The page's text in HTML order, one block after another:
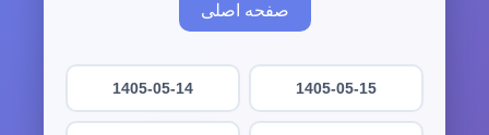
صفحه اصلی
1405-05-15
1405-05-14